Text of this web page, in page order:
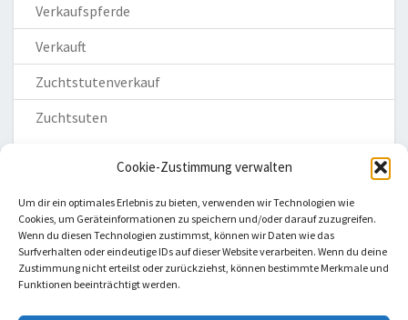
Cookie-Zustimmung verwalten
Um dir ein optimales Erlebnis zu bieten, verwenden wir Technologien wie
Cookies, um Geräteinformationen zu speichern und/oder darauf zuzugreifen.
Wenn du diesen Technologien zustimmst, können wir Daten wie das
Surfverhalten oder eindeutige IDs auf dieser Website verarbeiten. Wenn du deine
Zustimmung nicht erteilst oder zurückziehst, können bestimmte Merkmale und
Funktionen beeinträchtigt werden.
Verkaufspferde
Verkauft
Zuchtstutenverkauf
Zuchtsuten
Homepage
Impressum